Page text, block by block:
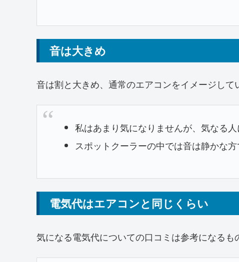
音は大きめ
音は割と大きめ、通常のエアコンをイメージして
私はあまり気になりませんが、気なる
スポットクーラーの中では音は静かな
電気代はエアコンと同じくらい
気になる電気代についての口コミは参考になるも